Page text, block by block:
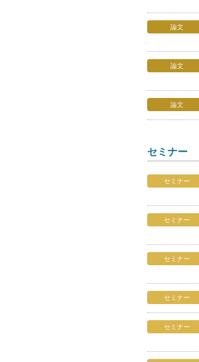
論文
論文
論文
セミナー
セミナー
セミナー
セミナー
セミナー
セミナー